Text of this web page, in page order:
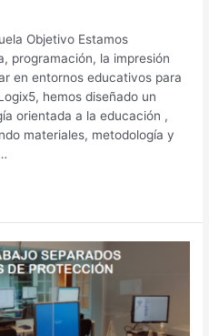
Objetivo Estamos
programación, la impresión
en entornos educativos para
hemos diseñado un
orientada a la educación ,
materiales, metodología y